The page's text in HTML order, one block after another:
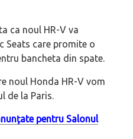
ca noul HR-V va
Seats care promite o
bancheta din spate.
noul Honda HR-V vom
de la Paris.
pentru Salonul